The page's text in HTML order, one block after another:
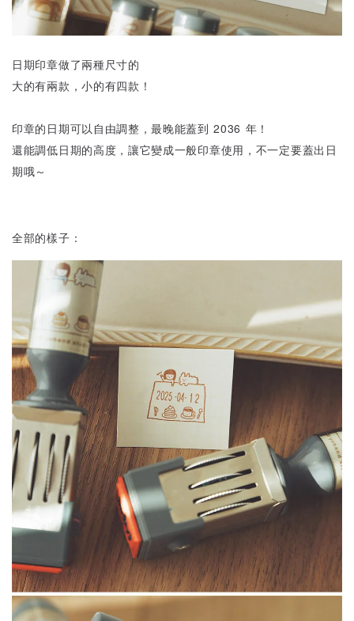
日期印章做了兩種尺寸的
大的有兩款，小的有四款！
印章的日期可以自由調整，最晚能蓋到 2036 年！
還能調低日期的高度，讓它變成一般印章使用，不一定要蓋出日
期哦～
全部的樣子：